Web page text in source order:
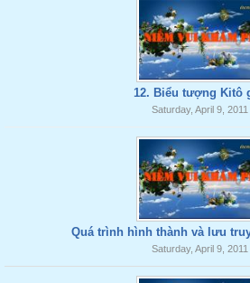
12. Biểu tượng Kitô
Saturday, April 9, 2011
Quá trình hình thành và lưu
Saturday, April 9, 2011